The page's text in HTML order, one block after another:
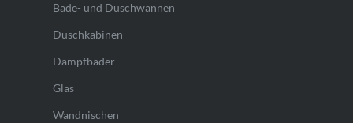
Bade- und Duschwannen
Duschkabinen
Dampfbäder
Glas
Wandnischen